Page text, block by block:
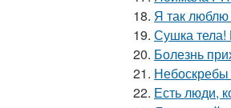
18. Я так люблю
19. Сушка тела!
20. Болезнь
21. Небоскребы
22. Есть люди,